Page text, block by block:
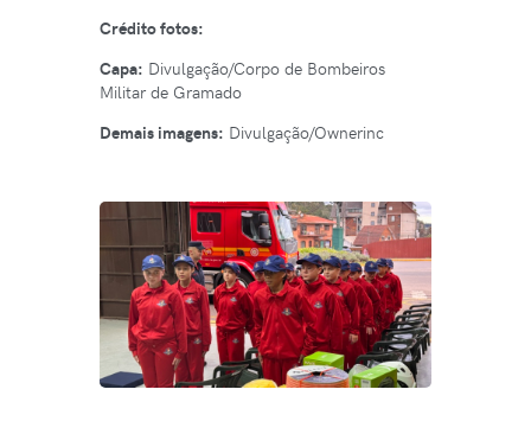
Crédito fotos:
Capa: Divulgação/Corpo de Bombeiros
Militar de Gramado
Demais imagens: Divulgação/Ownerinc